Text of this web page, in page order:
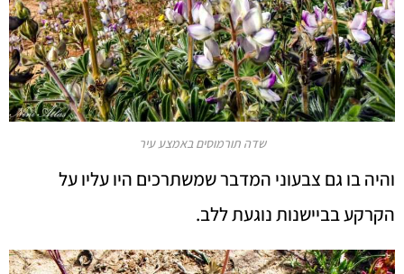
שדה תורמוסים באמצע עיר
והיה בו גם צבעוני המדבר שמשתרכים היו עליו על
הקרקע בביישנות נוגעת ללב.